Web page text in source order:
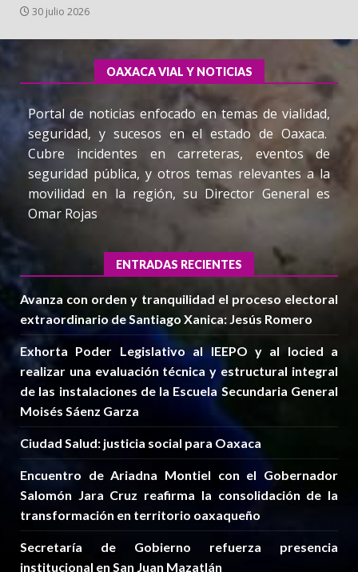
30 julio 2026
OAXACA VIAL Y NOTICIAS
Portal de noticias enfocado en temas de vialidad,
seguridad, y sucesos en el estado de Oaxaca.
Cubre incidentes en carreteras, eventos de
seguridad pública, y otros temas relevantes a la
movilidad en la región, su Director General es
Omar Rojas
ENTRADAS RECIENTES
Avanza con orden y tranquilidad el proceso electoral
extraordinario de Santiago Xanica: Jesús Romero
Exhorta Poder Legislativo al IEEPO y al Iocied a
realizar una evaluación técnica y estructural integral
de las instalaciones de la Escuela Secundaria General
Moisés Sáenz Garza
Ciudad Salud: justicia social para Oaxaca
Encuentro de Ariadna Montiel con el Gobernador
Salomón Jara Cruz reafirma la consolidación de la
transformación en territorio oaxaqueño
Secretaría de Gobierno refuerza presencia
institucional en San Juan Mazatlán